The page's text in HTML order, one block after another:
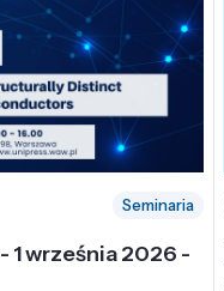
Seminaria
września 2026 -